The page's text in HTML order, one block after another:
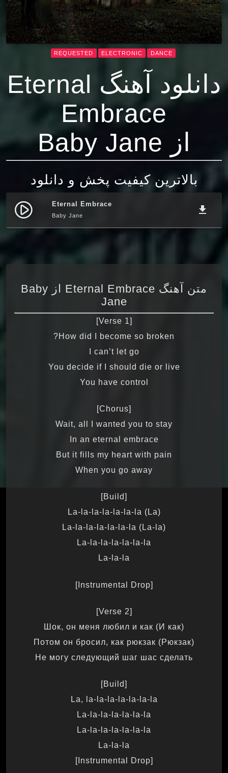
DANCE
ELECTRONIC
REQUESTED
دانلود آهنگ Eternal
Embrace
از Baby Jane
بالاترین کیفیت پخش و دانلود
play_circle_filled Eternal Embrace
Baby Jane file_download
متن آهنگ Eternal Embrace از Baby
Jane
[Verse 1]
How did I become so broken?
I can’t let go
You decide if I should die or live
You have control
[Chorus]
Wait, all I wanted you to stay
In an eternal embrace
But it fills my heart with pain
When you go away
[Build]
La-la-la-la-la-la-la (La)
La-la-la-la-la-la-la (La-la)
La-la-la-la-la-la-la
La-la-la
[Instrumental Drop]
[Verse 2]
Шок, он меня любил и как (И как)
Потом он бросил, как рюкзак (Рюкзак)
Не могу следующий шаг шас сделать
La, la-la-la-la-la-la-la
La-la-la-la-la-la-la
La-la-la-la-la-la-la
La-la-la